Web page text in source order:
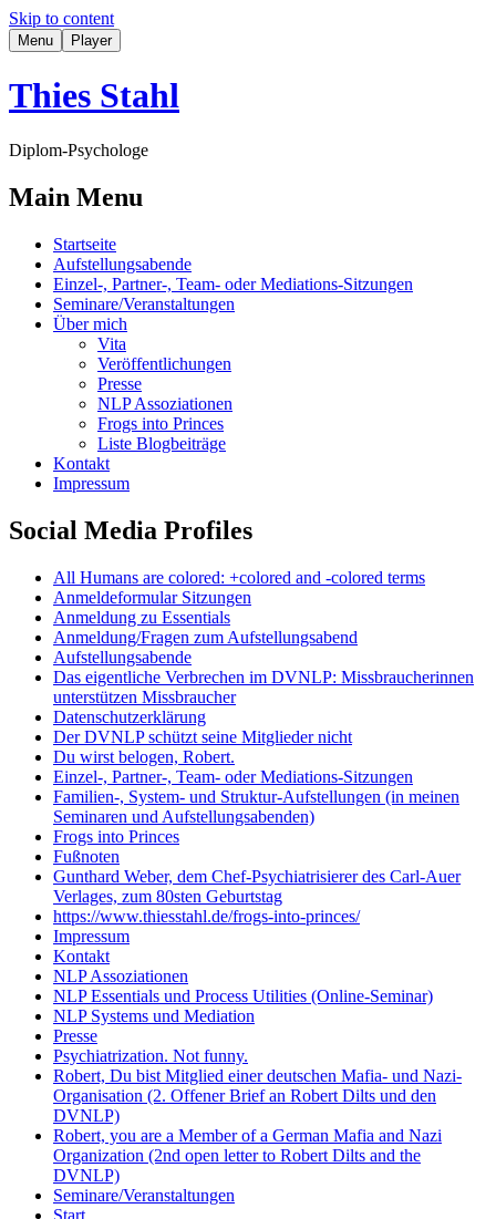
Skip to content
Menu Player
Thies Stahl
Diplom-Psychologe
Main Menu
Startseite
Aufstellungsabende
Einzel-, Partner-, Team- oder Mediations-Sitzungen
Seminare/Veranstaltungen
Über mich
Vita
Veröffentlichungen
Presse
NLP Assoziationen
Frogs into Princes
Liste Blogbeiträge
Kontakt
Impressum
Social Media Profiles
All Humans are colored: +colored and -colored terms
Anmeldeformular Sitzungen
Anmeldung zu Essentials
Anmeldung/Fragen zum Aufstellungsabend
Aufstellungsabende
Das eigentliche Verbrechen im DVNLP: Missbraucherinnen
unterstützen Missbraucher
Datenschutzerklärung
Der DVNLP schützt seine Mitglieder nicht
Du wirst belogen, Robert.
Einzel-, Partner-, Team- oder Mediations-Sitzungen
Familien-, System- und Struktur-Aufstellungen (in meinen
Seminaren und Aufstellungsabenden)
Frogs into Princes
Fußnoten
Gunthard Weber, dem Chef-Psychiatrisierer des Carl-Auer
Verlages, zum 80sten Geburtstag
https://www.thiesstahl.de/frogs-into-princes/
Impressum
Kontakt
NLP Assoziationen
NLP Essentials und Process Utilities (Online-Seminar)
NLP Systems und Mediation
Presse
Psychiatrization. Not funny.
Robert, Du bist Mitglied einer deutschen Mafia- und Nazi-
Organisation (2. Offener Brief an Robert Dilts und den
DVNLP)
Robert, you are a Member of a German Mafia and Nazi
Organization (2nd open letter to Robert Dilts and the
DVNLP)
Seminare/Veranstaltungen
Start